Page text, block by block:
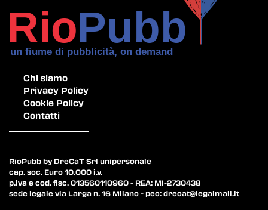
Chi siamo
Privacy Policy
Cookie Policy
Contatti
RioPubb by DreCaT Srl unipersonale
cap. soc. Euro 10.000 i.v.
p.iva e cod. fisc. 013560110960 - REA: MI-2730438
sede legale via Larga n. 16 Milano - pec:drecat@legalmail.it